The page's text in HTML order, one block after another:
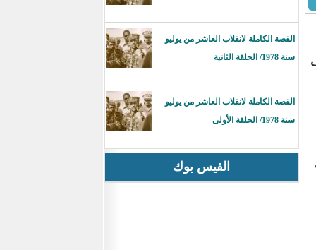
القصة الكاملة لانقلاب العاشر من يوليو
سنة 1978/ الحلقة الثانية
القصة الكاملة لانقلاب العاشر من يوليو
سنة 1978/ الحلقة الأولى
الفيس بوك